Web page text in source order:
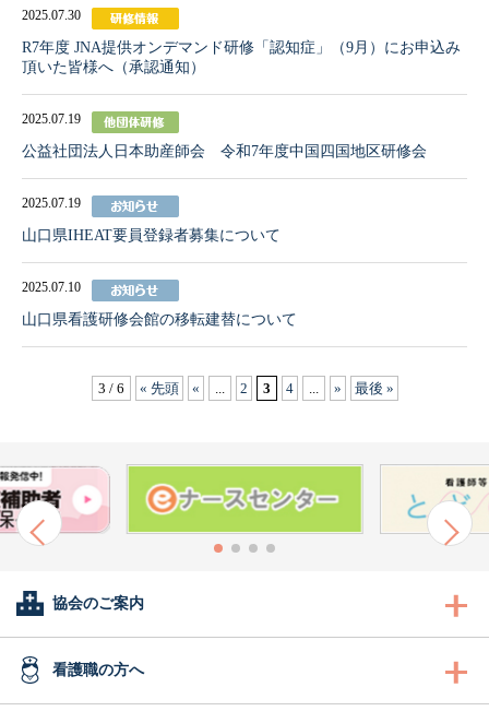
2025.07.30
R7年度 JNA提供オンデマンド研修「認知症」（9月）にお申込み
頂いた皆様へ（承認通知）
2025.07.19
公益社団法人日本助産師会 令和7年度中国四国地区研修会
2025.07.19
山口県IHEAT要員登録者募集について
2025.07.10
山口県看護研修会館の移転建替について
3 / 6 « 先頭 « 2 3 4 » 最後 »
協会のご案内
会長あいさつ
看護職の方へ